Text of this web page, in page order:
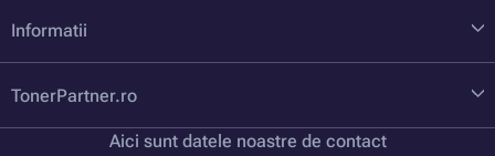
Informatii
TonerPartner.ro
Aici sunt datele noastre de contact